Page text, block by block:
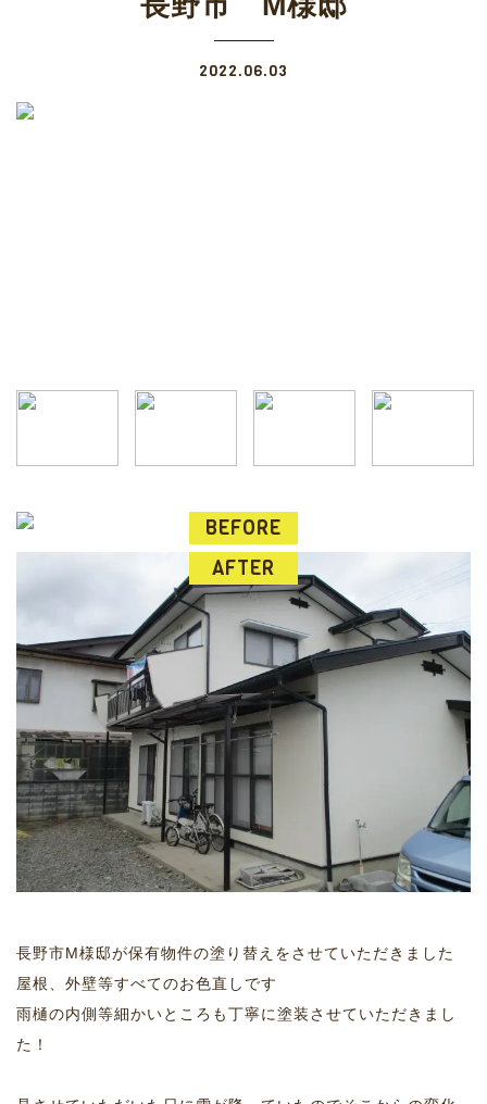
2022.06.03
長野市M様邸が保有物件の塗り替えをさせていただきました
屋根、外壁等すべてのお色直しです
雨樋の内側等細かいところも丁寧に塗装させていただきまし
た！